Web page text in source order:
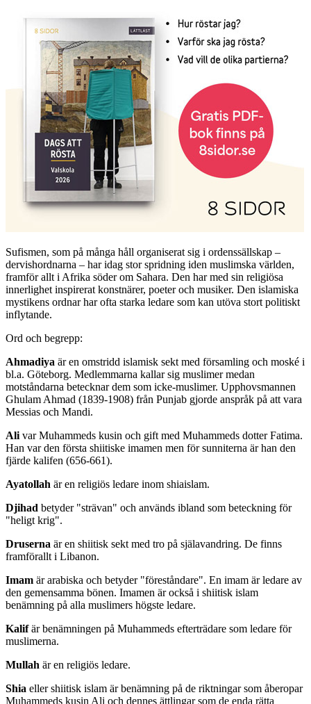
Sufismen, som på många håll organiserat sig i ordenssällskap –
dervishordnarna – har idag stor spridning iden muslimska världen,
framför allt i Afrika söder om Sahara. Den har med sin religiösa
innerlighet inspirerat konstnärer, poeter och musiker. Den islamiska
mystikens ordnar har ofta starka ledare som kan utöva stort politiskt
inflytande.
Ord och begrepp:
Ahmadiya är en omstridd islamisk sekt med församling och moské i
bl.a. Göteborg. Medlemmarna kallar sig muslimer medan
motståndarna betecknar dem som icke-muslimer. Upphovsmannen
Ghulam Ahmad (1839-1908) från Punjab gjorde anspråk på att vara
Messias och Mandi.
Ali var Muhammeds kusin och gift med Muhammeds dotter Fatima.
Han var den första shiitiske imamen men för sunniterna är han den
fjärde kalifen (656-661).
Ayatollah är en religiös ledare inom shiaislam.
Djihad betyder "strävan" och används ibland som beteckning för
"heligt krig".
Druserna är en shiitisk sekt med tro på själavandring. De finns
framförallt i Libanon.
Imam är arabiska och betyder "föreståndare". En imam är ledare av
den gemensamma bönen. Imamen är också i shiitisk islam
benämning på alla muslimers högste ledare.
Kalifär benämningen på Muhammeds efterträdare som ledare för
muslimerna.
Mullah är en religiös ledare.
Shia eller shiitisk islam är benämning på de riktningar som åberopar
Muhammeds kusin Ali och dennes ättlingar som de enda rätta